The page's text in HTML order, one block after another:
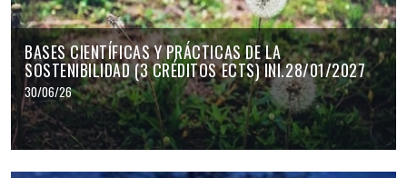
BASES CIENTÍFICAS Y PRÁCTICAS DE LA
SOSTENIBILIDAD (3 CRÉDITOS ECTS) INI.28/01/2027
30/06/26